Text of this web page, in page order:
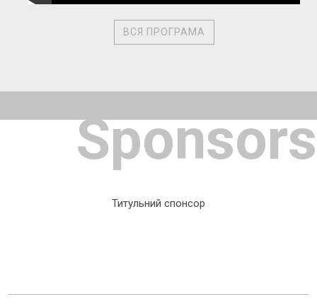
ВСЯ ПРОГРАМА
Sponsors
Титульний спонсор